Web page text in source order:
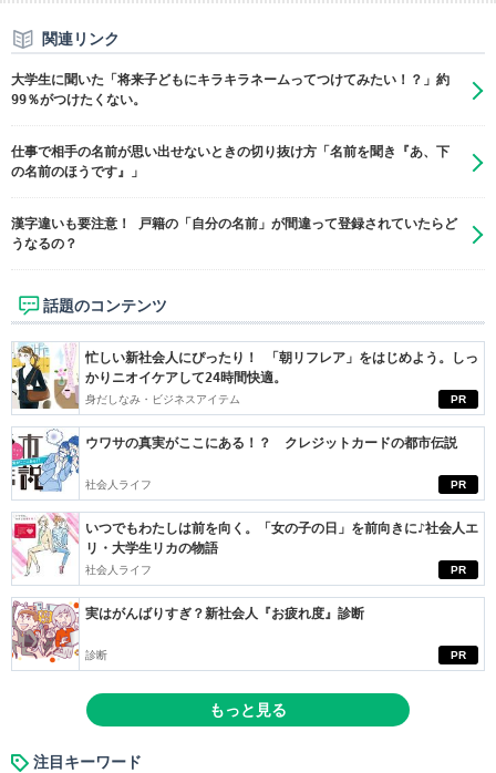
関連リンク
大学生に聞いた「将来子どもにキラキラネームってつけてみたい！？」約
99％がつけたくない。
仕事で相手の名前が思い出せないときの切り抜け方「名前を聞き『あ、下
の名前のほうです』」
漢字違いも要注意！ 戸籍の「自分の名前」が間違って登録されていたらど
うなるの？
話題のコンテンツ
PR
忙しい新社会人にぴったり！ 「朝リフレア」をはじめよう。しっ
かりニオイケアして24時間快適。
身だしなみ・ビジネスアイテム
PR
ウワサの真実がここにある！？ クレジットカードの都市伝説
社会人ライフ
PR
いつでもわたしは前を向く。「女の子の日」を前向きに♪社会人エ
リ・大学生リカの物語
社会人ライフ
PR
実はがんばりすぎ？新社会人『お疲れ度』診断
診断
もっと見る
注目キーワード